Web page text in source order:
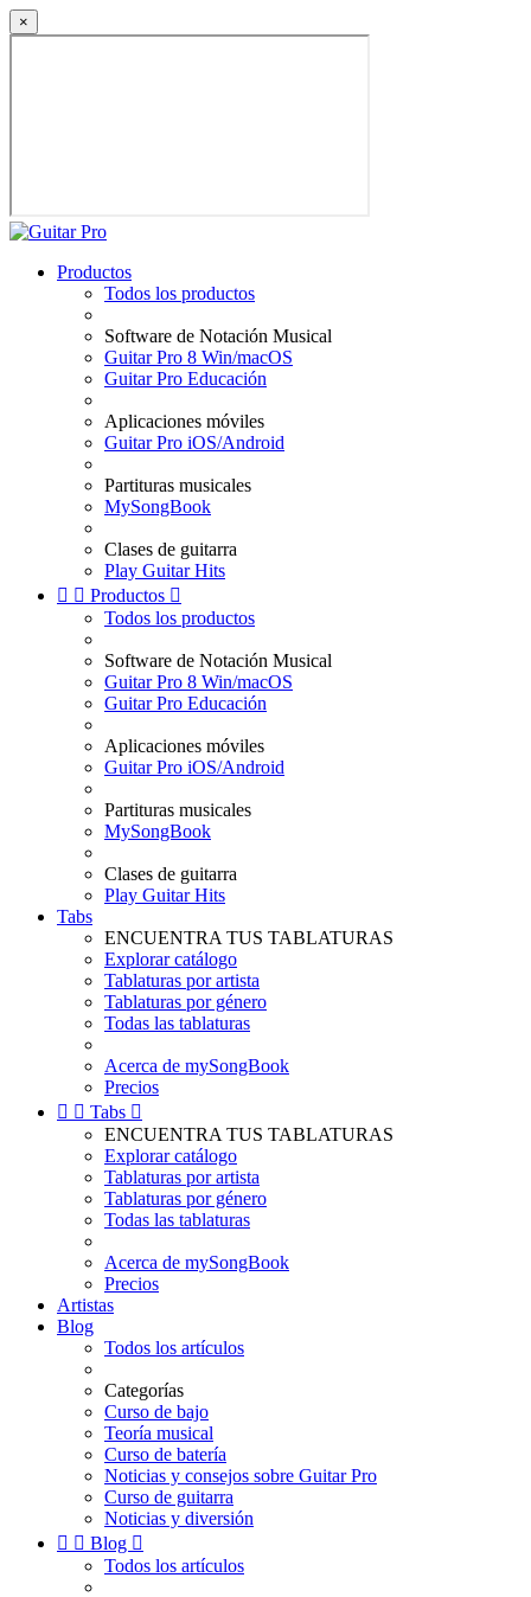
×
Productos
Todos los productos
Software de Notación Musical
Guitar Pro 8 Win/macOS
Guitar Pro Educación
Aplicaciones móviles
Guitar Pro iOS/Android
Partituras musicales
MySongBook
Clases de guitarra
Play Guitar Hits
  Productos 
Todos los productos
Software de Notación Musical
Guitar Pro 8 Win/macOS
Guitar Pro Educación
Aplicaciones móviles
Guitar Pro iOS/Android
Partituras musicales
MySongBook
Clases de guitarra
Play Guitar Hits
Tabs
ENCUENTRA TUS TABLATURAS
Explorar catálogo
Tablaturas por artista
Tablaturas por género
Todas las tablaturas
Acerca de mySongBook
Precios
  Tabs 
ENCUENTRA TUS TABLATURAS
Explorar catálogo
Tablaturas por artista
Tablaturas por género
Todas las tablaturas
Acerca de mySongBook
Precios
Artistas
Blog
Todos los artículos
Categorías
Curso de bajo
Teoría musical
Curso de batería
Noticias y consejos sobre Guitar Pro
Curso de guitarra
Noticias y diversión
  Blog 
Todos los artículos